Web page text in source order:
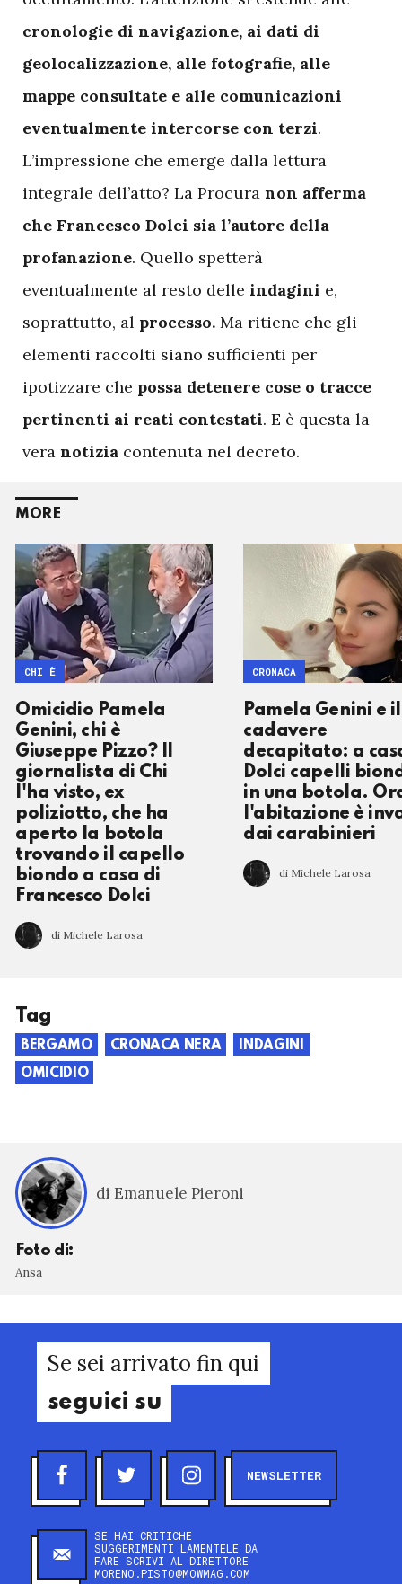
cronologie di navigazione, ai dati di
geolocalizzazione, alle fotografie, alle
mappe consultate e alle comunicazioni
eventualmente intercorse con terzi.
L’impressione che emerge dalla lettura
integrale dell’atto? La Procura non afferma
che Francesco Dolci sia l’autore della
profanazione. Quello spetterà
eventualmente al resto delle indagini e,
soprattutto, al processo. Ma ritiene che gli
elementi raccolti siano sufficienti per
ipotizzare che possa detenere cose o tracce
pertinenti ai reati contestati. E è questa la
vera notizia contenuta nel decreto.
MORE
Omicidio Pamela
Genini, chi è
Giuseppe Pizzo? Il
giornalista di Chi
l'ha visto, ex
poliziotto, che ha
aperto la botola
trovando il capello
biondo a casa di
Francesco Dolci
di Michele Larosa
CHI È
Pamela Genini e il
cadavere
decapitato: a
Dolci capelli
in una botola.
l'abitazione è
dai carabinieri
di Michele Larosa
CRONACA
Tag
BERGAMO CRONACA NERA
INDAGINI
OMICIDIO
di Emanuele Pieroni
Foto di:
Ansa
Se sei arrivato fin qui
seguici su
NEWSLETTER
SE HAI CRITICHE
SUGGERIMENTI LAMENTELE DA
FARE SCRIVI AL DIRETTORE
MORENO.PISTO@MOWMAG.COM